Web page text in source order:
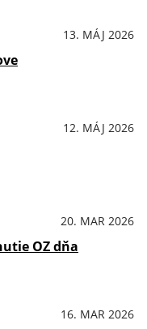
13. MÁJ 2026
12. MÁJ 2026
20. MAR 2026
OZ dňa
16. MAR 2026